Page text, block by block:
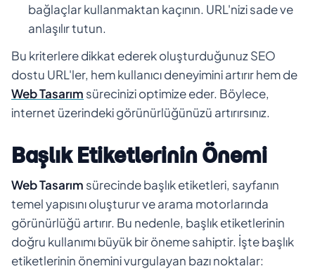
bağlaçlar kullanmaktan kaçının. URL'nizi sade ve
anlaşılır tutun.
Bu kriterlere dikkat ederek oluşturduğunuz SEO
dostu URL'ler, hem kullanıcı deneyimini artırır hem de
Web Tasarım sürecinizi optimize eder. Böylece,
internet üzerindeki görünürlüğünüzü artırırsınız.
Başlık Etiketlerinin Önemi
Web Tasarım sürecinde başlık etiketleri, sayfanın
temel yapısını oluşturur ve arama motorlarında
görünürlüğü artırır. Bu nedenle, başlık etiketlerinin
doğru kullanımı büyük bir öneme sahiptir. İşte başlık
etiketlerinin önemini vurgulayan bazı noktalar: